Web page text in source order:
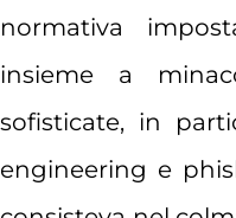
normativa
insieme a
sofisticate, in
engineering e